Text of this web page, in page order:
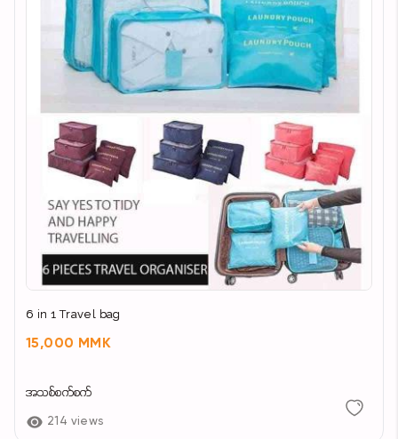
6 in 1 Travel bag
15,000 MMK
အသစ်စက်စက်
214 views